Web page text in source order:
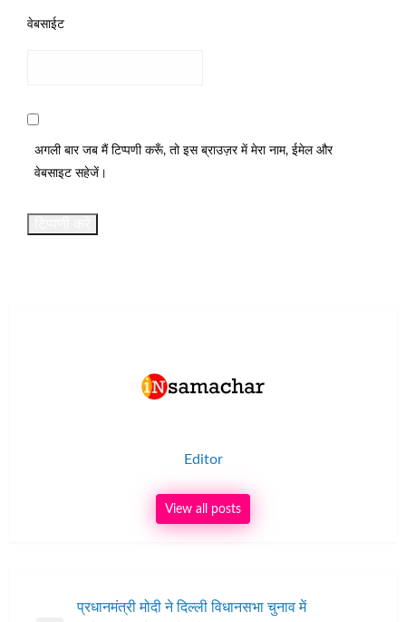
वेबसाईट
अगली बार जब मैं टिप्पणी करूँ, तो इस ब्राउज़र में मेरा नाम, ईमेल और
वेबसाइट सहेजें।
Editor
View all posts
प्रधानमंत्री मोदी ने दिल्ली विधानसभा चुनाव में